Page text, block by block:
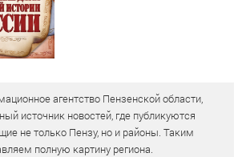
агентство Пензенской области,
источник новостей, где публикуются
не только Пензу, но и районы. Таким
полную картину региона.